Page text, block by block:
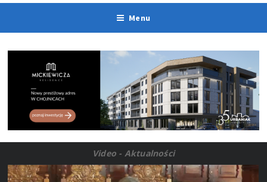
Menu
Video - Aktualności